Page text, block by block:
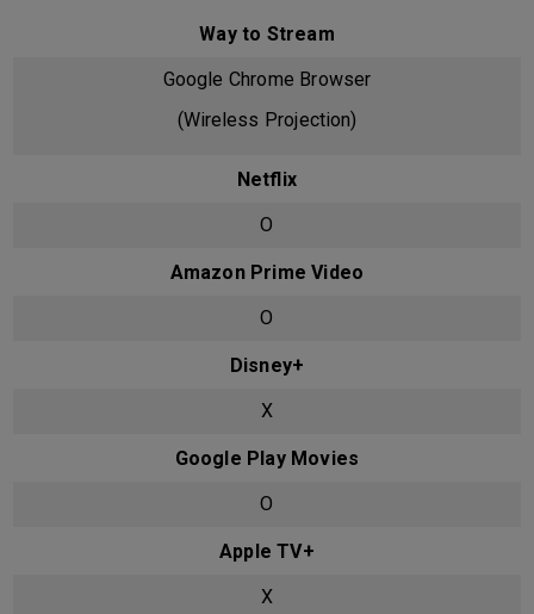
Way to Stream
Google Chrome Browser
(Wireless Projection)
Netflix
O
Amazon Prime Video
O
Disney+
X
Google Play Movies
O
Apple TV+
X